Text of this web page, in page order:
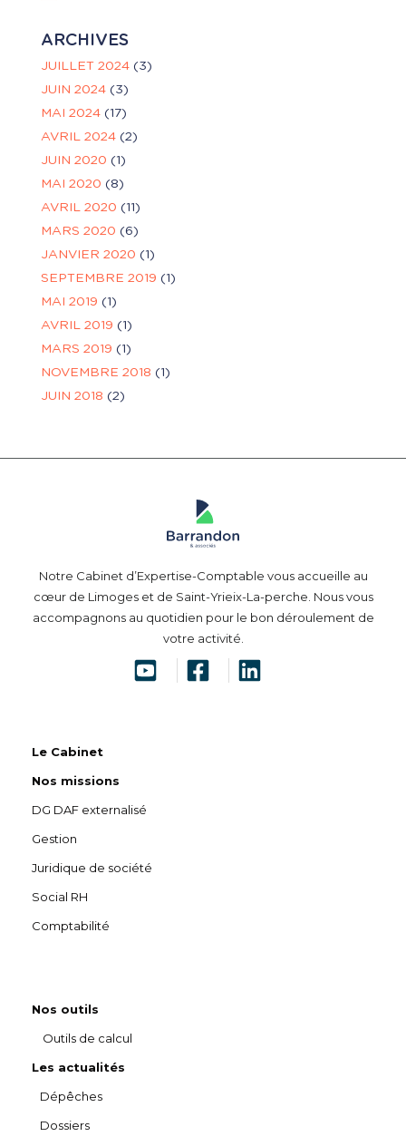
ARCHIVES
JUILLET 2024(3)
JUIN 2024(3)
MAI 2024(17)
AVRIL 2024(2)
JUIN 2020 (1)
MAI 2020 (8)
AVRIL 2020 (11)
MARS 2020 (6)
JANVIER 2020 (1)
SEPTEMBRE 2019 (1)
MAI 2019 (1)
AVRIL 2019 (1)
MARS 2019 (1)
NOVEMBRE 2018 (1)
JUIN 2018 (2)
Notre Cabinet d’Expertise-Comptable vous accueille au
cœur de Limoges et de Saint-Yrieix-La-perche. Nous vous
accompagnons au quotidien pour le bon déroulement de
votre activité.
Le Cabinet
Nos missions
DG DAF externalisé
Gestion
Juridique de société
Social RH
Comptabilité
Nos outils
Outils de calcul
Les actualités
Dépêches
Dossiers